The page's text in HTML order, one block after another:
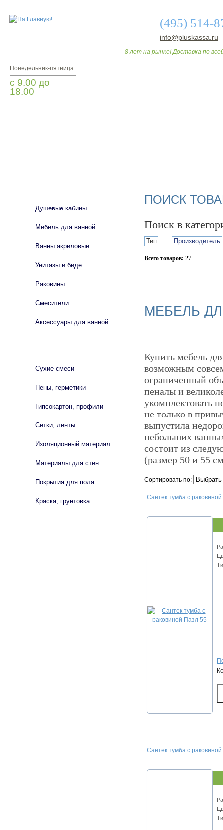
(495) 514-
info@pluskassa.ru
8 лет на рынке! Доставка по
Понедельник-пятница
с 9.00 до
18.00
ПОИСК
Поиск в
Тип Производитель
Всего товаров: 27
МЕБЕЛЬ
Купить мебель
возможным
ограниченный
пеналы и
укомплектовать
не только в
выпустила
небольших
состоит из
(размер 50 и 55
Сортировать по:
Сантек тумба с
Сантек тумба с
Душевые кабины
Мебель для ванной
Ванны акриловые
Унитазы и биде
Раковины
Смесители
Аксессуары для ванной
Сухие смеси
Пены, герметики
Гипсокартон, профили
Сетки, ленты
Изоляционный материал
Материалы для стен
Покрытия для пола
Краска, грунтовка